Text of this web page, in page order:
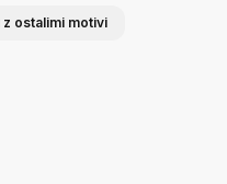
ostalimi motivi